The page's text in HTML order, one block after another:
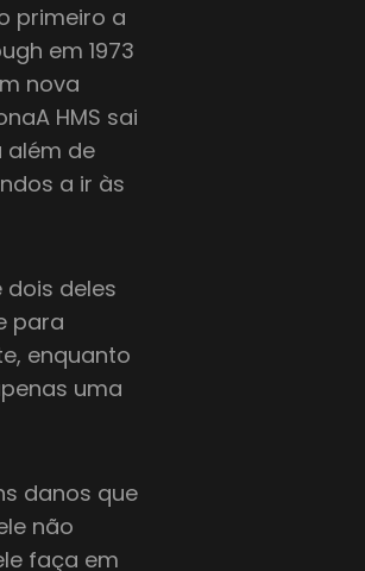
primeiro a
em 1973
nova
HMS sai
além de
a ir às
dois deles
para
enquanto
uma
danos que
não
faça em